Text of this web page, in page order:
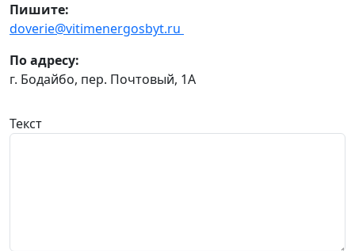
Пишите:
doverie@vitimenergosbyt.ru
По адресу:
г. Бодайбо, пер. Почтовый, 1А
Текст